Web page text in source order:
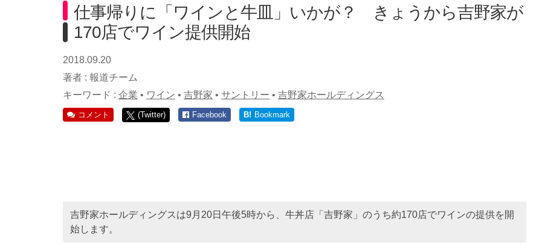
仕事帰りに「ワインと牛皿」いかが？ きょうから吉野家が
170店でワイン提供開始
2018.09.20
著者 : 報道チーム
キーワード : 企業 • ワイン • 吉野家 • サントリー • 吉野家ホールディングス
コメント (Twitter) Facebook B! Bookmark
吉野家ホールディングスは9月20日午後5時から、牛丼店「吉野家」のうち約170店でワインの提供を開
始します。